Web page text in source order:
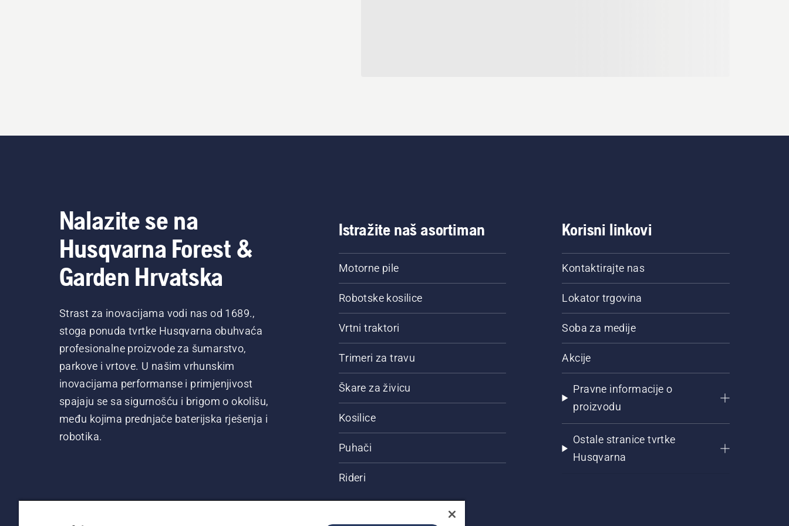
Nalazite se na
Husqvarna Forest &
Garden Hrvatska
Strast za inovacijama vodi nas od 1689.,
stoga ponuda tvrtke Husqvarna obuhvaća
profesionalne proizvode za šumarstvo,
parkove i vrtove. U našim vrhunskim
inovacijama performanse i primjenjivost
spajaju se sa sigurnošću i brigom o okolišu,
među kojima prednjače baterijska rješenja i
robotika.
Istražite naš asortiman
Motorne pile
Robotske kosilice
Vrtni traktori
Trimeri za travu
Škare za živicu
Kosilice
Puhači
Rideri
Korisni linkovi
Kontaktirajte nas
Lokator trgovina
Soba za medije
Akcije
Pravne informacije o
proizvodu
Ostale stranice tvrtke
Husqvarna